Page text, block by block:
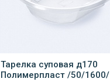
Тарелка суповая д170
Полимерпласт /50/1600/